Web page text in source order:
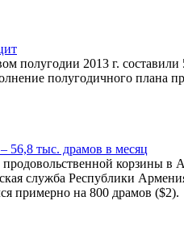
полугодии 2013 г.
полугодичного плана
56,8 тыс. драмов в месяц
корзины в
служба Республики
примерно на 800 драмов ($2).